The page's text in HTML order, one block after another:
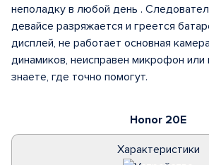
Honor 20E
Характеристики
неполадку в любой день .
девайсе разряжается и греется
дисплей, не работает основная
динамиков, неисправен микрофон или
знаете, где точно помогут.